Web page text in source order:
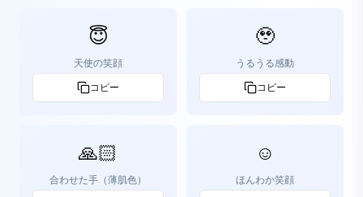
😇
天使の笑顔
コピー
🥹
うるうる感動
コピー
🙏🏻
合わせた手（薄肌色）
☺️
ほんわか笑顔